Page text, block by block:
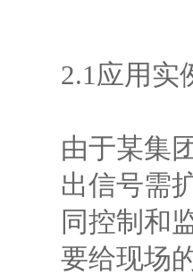
2.1应用实
由于某集
出信号需
同控制和
要给现场